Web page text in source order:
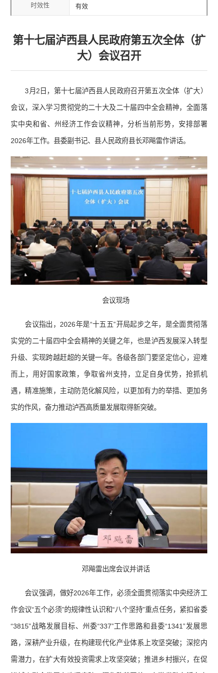
时效性 有效
第十七届泸西县人民政府第五次全体（扩
大）会议召开
3月2日，第十七届泸西县人民政府召开第五次全体（扩大）
会议，深入学习贯彻党的二十大及二十届四中全会精神，全面落
实中央和省、州经济工作会议精神，分析当前形势，安排部署
2026年工作。县委副书记、县人民政府县长邓飚雷作讲话。
会议现场
会议指出，2026年是“十五五”开局起步之年，是全面贯彻落
实党的二十届四中全会精神的关键之年，也是泸西发展深入转型
升级、实现跨越赶超的关键一年。各级各部门要坚定信心，迎难
而上，用好国家政策，争取省州支持，立足自身优势，抢抓机
遇，精准施策，主动防范化解风险，以更加有力的举措、更加务
实的作风，奋力推动泸西高质量发展取得新突破。
邓飚雷出席会议并讲话
会议强调，做好2026年工作，必须全面贯彻落实中央经济工
作会议“五个必须”的规律性认识和“八个坚持”重点任务，紧扣省委
“3815”战略发展目标、州委“337”工作思路和县委“1341”发展思
路，深耕产业升级，在构建现代化产业体系上攻坚突破；深挖内
需潜力，在扩大有效投资需求上攻坚突破；推进乡村振兴，在促